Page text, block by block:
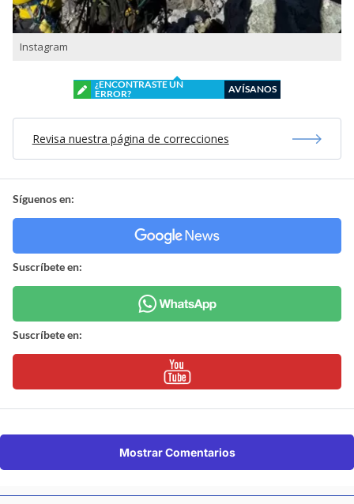
Instagram
¿ENCONTRASTE UN
ERROR?
AVÍSANOS
Revisa nuestra página de correcciones
Síguenos en:
Suscríbete en:
Suscríbete en:
Mostrar Comentarios